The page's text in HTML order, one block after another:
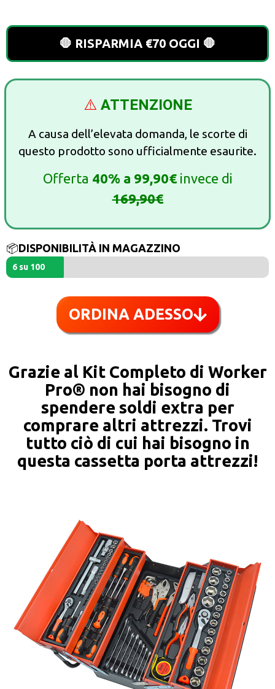
🛑 RISPARMIA €70 OGGI 🛑
⚠️ ATTENZIONE
A causa dell’elevata domanda, le scorte di
questo prodotto sono ufficialmente esaurite.
Offerta 40%a 99,90€ invece di
169,90€
📦DISPONIBILITÀ IN MAGAZZINO
6 su 100
ORDINA ADESSO
Grazie al Kit Completo di Worker
Pro® non hai bisogno di
spendere soldi extra per
comprare altri attrezzi. Trovi
tutto ciò di cui hai bisogno in
questa cassetta porta attrezzi!